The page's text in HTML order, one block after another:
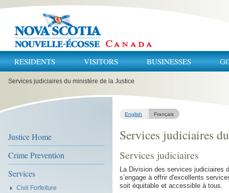
RESIDENTS VISITORS BUSINESSES
areServices judiciaires du ministère de la Justice
Justice Home
Crime Prevention
Services
Civil Forfeiture
English Français
Services judiciaires
Services judiciaires
La Division des services judiciaires
s’engage à offrir d'excellents
soit équitable et accessible à tous.